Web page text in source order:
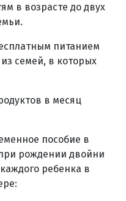
в возрасте до двух
питанием
семей, в которых
в месяц
пособие в
рождении двойни
ребенка в